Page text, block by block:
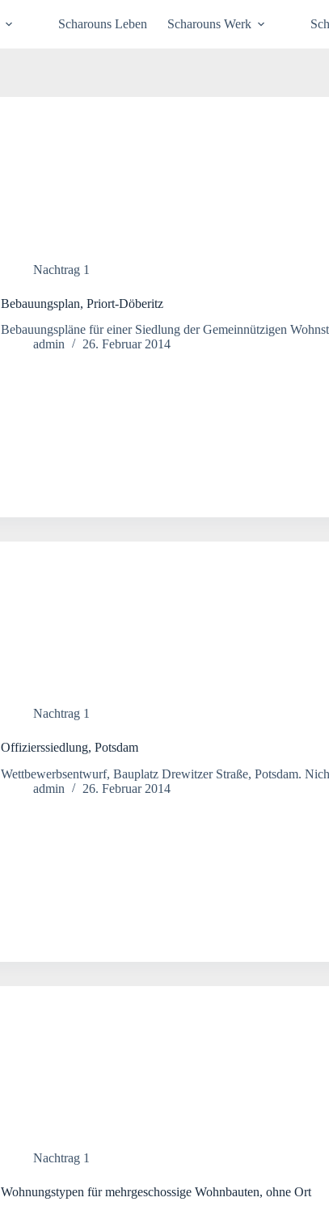
Scharouns Leben Scharouns Werk
Nachtrag 1
Bebauungsplan, Priort-Döberitz
Bebauungspläne für einer Siedlung der Gemeinnützigen
admin
26. Februar 2014
Nachtrag 1
Offizierssiedlung, Potsdam
Wettbewerbsentwurf, Bauplatz Drewitzer Straße, Potsdam.
admin
26. Februar 2014
Nachtrag 1
Wohnungstypen für mehrgeschossige Wohnbauten, ohne Ort